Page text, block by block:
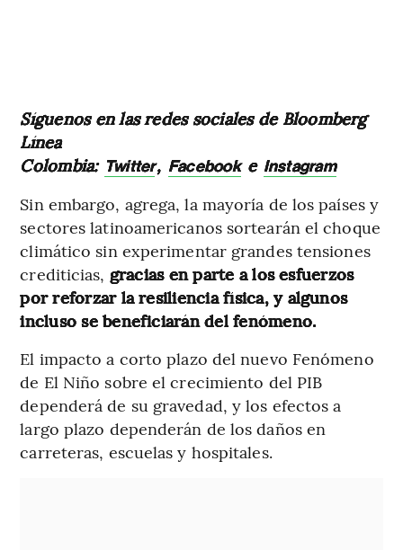
Síguenos en las redes sociales de Bloomberg
Línea
Colombia: Twitter, Facebooke Instagram
Sin embargo, agrega, la mayoría de los países y
sectores latinoamericanos sortearán el choque
climático sin experimentar grandes tensiones
crediticias, gracias en parte a los esfuerzos
por reforzar la resiliencia física, y algunos
incluso se beneficiarán del fenómeno.
El impacto a corto plazo del nuevo Fenómeno
de El Niño sobre el crecimiento del PIB
dependerá de su gravedad, y los efectos a
largo plazo dependerán de los daños en
carreteras, escuelas y hospitales.